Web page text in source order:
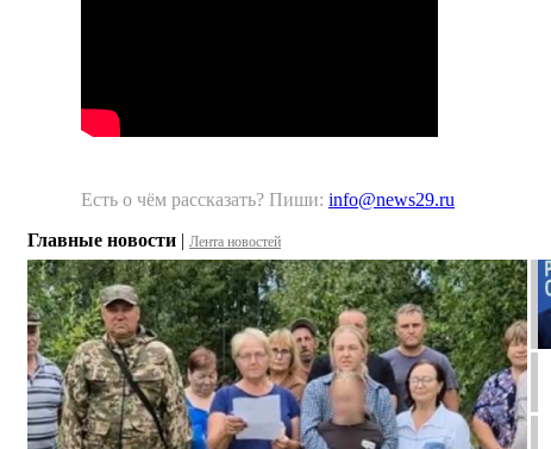
Есть о чём рассказать? Пиши: info@news29.ru
Главные новости | Лента новостей